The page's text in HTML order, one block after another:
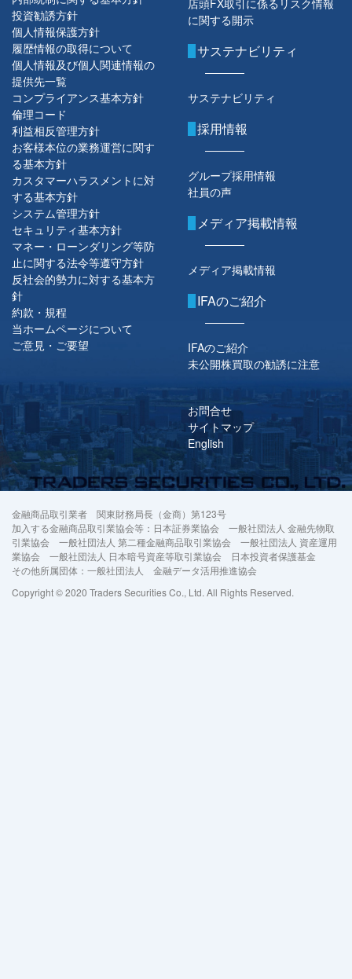
店頭FX取引に係るリスク情報
に関する開示
投資勧誘方針
個人情報保護方針
履歴情報の取得について
個人情報及び個人関連情報の
提供先一覧
コンプライアンス基本方針
倫理コード
利益相反管理方針
お客様本位の業務運営に関す
る基本方針
カスタマーハラスメントに対
する基本方針
システム管理方針
セキュリティ基本方針
マネー・ローンダリング等防
止に関する法令等遵守方針
反社会的勢力に対する基本方
針
約款・規程
当ホームページについて
ご意見・ご要望
サステナビリティ
サステナビリティ
採用情報
グループ採用情報
社員の声
メディア掲載情報
メディア掲載情報
IFAのご紹介
IFAのご紹介
未公開株買取の勧誘に注意
お問合せ
サイトマップ
English
金融商品取引業者 関東財務局長（金商）第123号
加入する金融商品取引業協会等：日本証券業協会 一般社団法人 金融先物取
引業協会 一般社団法人 第二種金融商品取引業協会 一般社団法人 資産運用
業協会 一般社団法人 日本暗号資産等取引業協会 日本投資者保護基金
その他所属団体：一般社団法人 金融データ活用推進協会
Copyright © 2020 Traders Securities Co., Ltd. All Rights Reserved.